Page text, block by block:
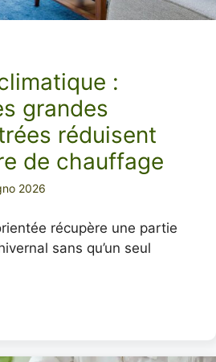
:
grandes
réduisent
de chauffage
2026
récupère une partie
sans qu’un seul